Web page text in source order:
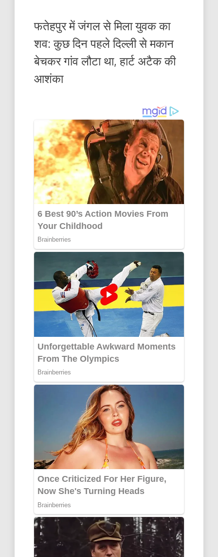
फतेहपुर में जंगल से मिला युवक का
शव: कुछ दिन पहले दिल्ली से मकान
बेचकर गांव लौटा था, हार्ट अटैक की
आशंका